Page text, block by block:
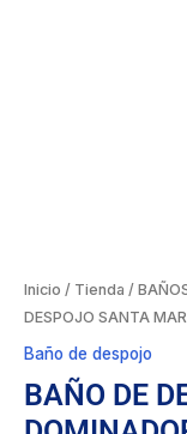
Inicio / Tienda /
DESPOJO SANTA
Baño de despojo
BAÑO DE